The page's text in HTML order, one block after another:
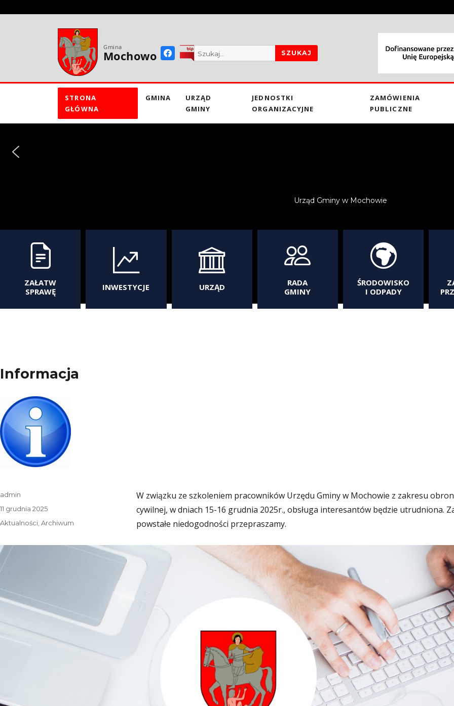
treści
Urząd Gminy w Mochowie
Gmina
Mochowo SZUKAJ
STRONA
GŁÓWNA
GMINA
URZĄD
GMINY
JEDNOSTKI
ORGANIZACYJNE
ZAMÓWIENIA
PUBLICZNE
ZAŁATW
SPRAWĘ
INWESTYCJE URZĄD
RADA
GMINY
ŚRODOWISKO
I ODPADY
Informacja
W związku ze szkoleniem pracowników Urzędu Gminy w Mochowie z zakresu
cywilnej, w dniach 15-16 grudnia 2025r., obsługa interesantów będzie utrudniona.
powstałe niedogodności przepraszamy.
Autor
admin
Data
publikacji
11 grudnia 2025
Kategorie
Aktualności,Archiwum